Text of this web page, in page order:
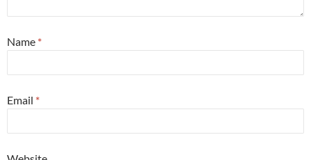
Name *
Email *